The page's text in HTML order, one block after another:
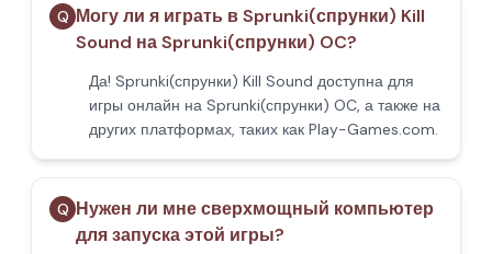
Q Могу ли я играть в Sprunki(спрунки) Kill
Sound на Sprunki(спрунки) OC?
Да! Sprunki(спрунки) Kill Sound доступна для
игры онлайн на Sprunki(спрунки) OC, а также на
других платформах, таких как Play-Games.com.
Q Нужен ли мне сверхмощный компьютер
для запуска этой игры?